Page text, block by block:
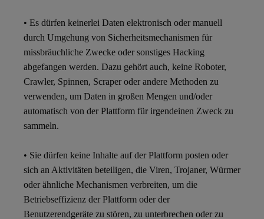
• Es dürfen keinerlei Daten elektronisch oder manuell
durch Umgehung von Sicherheitsmechanismen für
missbräuchliche Zwecke oder sonstiges Hacking
abgefangen werden. Dazu gehört auch, keine Roboter,
Crawler, Spinnen, Scraper oder andere Methoden zu
verwenden, um Daten in großen Mengen und/oder
automatisch von der Plattform für irgendeinen Zweck zu
sammeln.
• Sie dürfen keine Inhalte auf der Plattform posten oder
sich an Aktivitäten beteiligen, die Viren, Trojaner, Würmer
oder ähnliche Mechanismen verbreiten, um die
Betriebseffizienz der Plattform oder der
Benutzerendgeräte zu stören, zu unterbrechen oder zu